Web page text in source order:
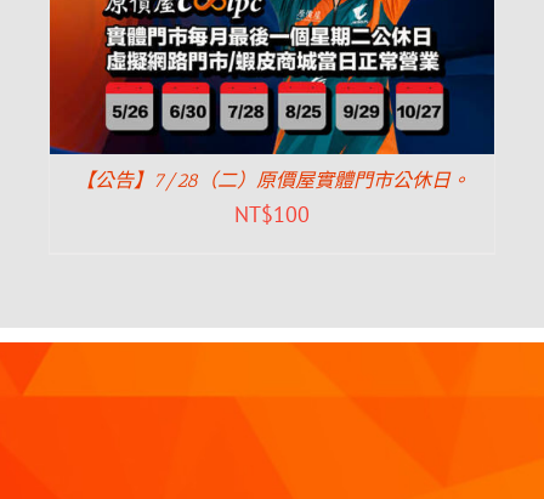
【公告】7/28（二）原價屋實體門市公休日。
NT$100